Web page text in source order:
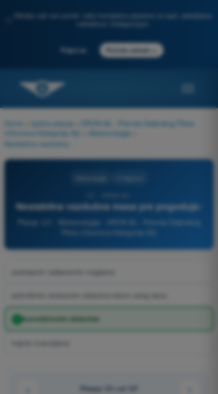
Otkrijte naš novi portal: vaša kompletna priprema za ispit, poboljšana
Prijavi se Počnite odmah
Home Ispitna pitanja
DRON A2 - Potvrda Daljinskog Pilota
(Otvorena Kategorija A2)
Meteorologija
Nestabilna vazdušna masa pre pogoduje:
Pitanje 121 - Meteorologija - DRON A2 - Potvrda Daljinskog
konvektivnim oblacima
Pitanje 121 od 137